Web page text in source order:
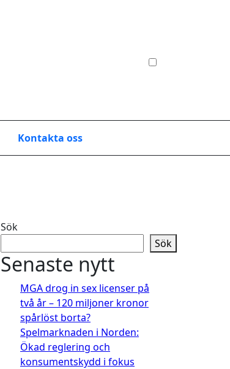
Kontakta oss
Sök
Sök
Senaste nytt
MGA drog in sex licenser på
två år – 120 miljoner kronor
spårlöst borta?
Spelmarknaden i Norden:
Ökad reglering och
konsumentskydd i fokus